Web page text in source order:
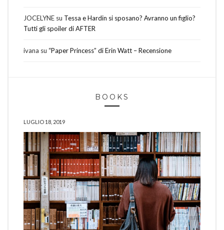
JOCELYNE su Tessa e Hardin si sposano? Avranno un figlio?
Tutti gli spoiler di AFTER
ivana su “Paper Princess” di Erin Watt – Recensione
BOOKS
LUGLIO 18, 2019